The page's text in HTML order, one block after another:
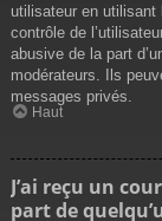
utilisateur en utilisant
contrôle de
abusive de la part
modérateurs. Ils
messages privés.
Haut
J’ai reçu un
part de